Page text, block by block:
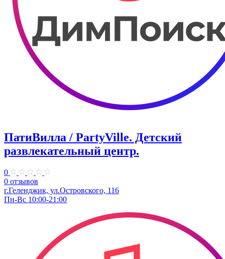
ПатиВилла / PartyVille. Детский
развлекательный центр.
0
0 отзывов
г.Геленджик, ул.Островского, 116
Пн-Вс 10:00-21:00